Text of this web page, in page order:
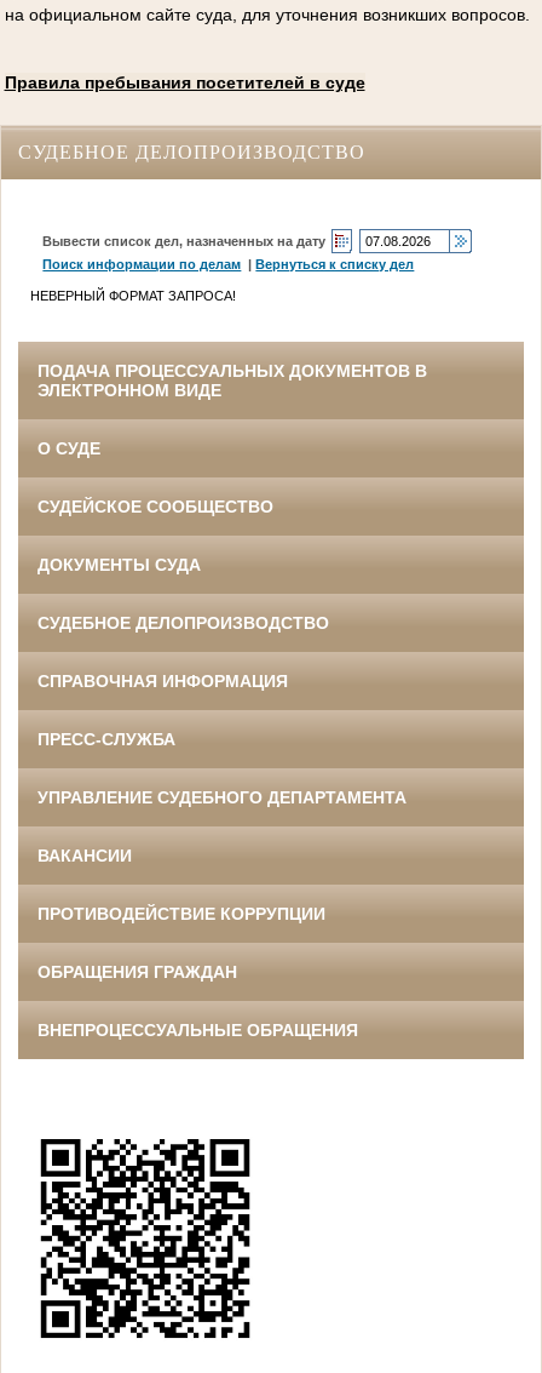
на официальном сайте суда, для уточнения возникших вопросов.
Правила пребывания посетителей в суде
СУДЕБНОЕ ДЕЛОПРОИЗВОДСТВО
Вывести список дел, назначенных на дату
Поиск информации по делам |Вернуться к списку дел
НЕВЕРНЫЙ ФОРМАТ ЗАПРОСА!
ПОДАЧА ПРОЦЕССУАЛЬНЫХ ДОКУМЕНТОВ В
ЭЛЕКТРОННОМ ВИДЕ
О СУДЕ
СУДЕЙСКОЕ СООБЩЕСТВО
ДОКУМЕНТЫ СУДА
СУДЕБНОЕ ДЕЛОПРОИЗВОДСТВО
СПРАВОЧНАЯ ИНФОРМАЦИЯ
ПРЕСС-СЛУЖБА
УПРАВЛЕНИЕ СУДЕБНОГО ДЕПАРТАМЕНТА
ВАКАНСИИ
ПРОТИВОДЕЙСТВИЕ КОРРУПЦИИ
ОБРАЩЕНИЯ ГРАЖДАН
ВНЕПРОЦЕССУАЛЬНЫЕ ОБРАЩЕНИЯ